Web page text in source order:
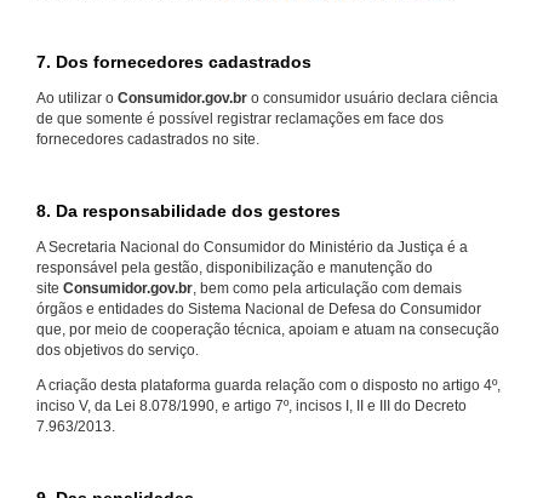
7. Dos fornecedores cadastrados
Ao utilizar o Consumidor.gov.br o consumidor usuário declara ciência
de que somente é possível registrar reclamações em face dos
fornecedores cadastrados no site.
8. Da responsabilidade dos gestores
A Secretaria Nacional do Consumidor do Ministério da Justiça é a
responsável pela gestão, disponibilização e manutenção do
site Consumidor.gov.br, bem como pela articulação com demais
órgãos e entidades do Sistema Nacional de Defesa do Consumidor
que, por meio de cooperação técnica, apoiam e atuam na consecução
dos objetivos do serviço.
A criação desta plataforma guarda relação com o disposto no artigo 4º,
inciso V, da Lei 8.078/1990, e artigo 7º, incisos I, II e III do Decreto
7.963/2013.